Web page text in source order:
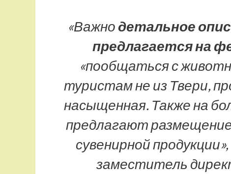
«Важнодетальное
предлагается на
«пообщаться с
туристам не из Твери,
насыщенная. Также на
предлагают
сувенирной
заместитель